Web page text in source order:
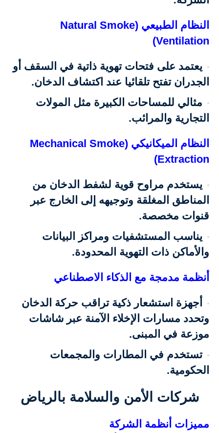
النظام الطبيعي (Natural Smoke
Ventilation)
يعتمد على فتحات تهوية ذاتية في السقف أو
الجدران تفتح تلقائيا عند اكتشاف الدخان.
مثالي للمساحات الكبيرة مثل المولات
التجارية والمرائب.
النظام الميكانيكي (Mechanical Smoke
Extraction)
يستخدم مراوح قوية لشفط الدخان من
المناطق المغلقة وتوجيهه إلى الخارج عبر
قنوات مخصصة.
يناسب المستشفيات ومراكز البيانات
والأماكن ذات التهوية المحدودة.
أنظمة مدمجة مع الذكاء الاصطناعي
أجهزة استشعار ذكية تراقب حركة الدخان
وتحدد مسارات الإخلاء الآمنة عبر شاشات
موزعة في المبنى.
تستخدم في المطارات والمجمعات
الحكومية.
شركات الأمن والسلامة بالرياض
مميزات أنظمة الشركة